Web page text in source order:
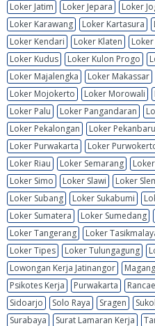
Loker Jatim
Loker Jepara Loker
Loker Karawang
Loker Kartasura
Loker Kendari
Loker Klaten
Loker Kudus
Loker Kulon Progo
Loker Majalengka
Loker Makassar
Loker Mojokerto
Loker Morowali
Loker Palu
Loker Pangandaran
Loker Pekalongan
Loker Pekanbaru
Loker Purwakarta
Loker
Loker Riau
Loker Semarang
Loker Simo
Loker Slawi Loker
Loker Subang
Loker Sukabumi
Loker Sumatera
Loker Sumedang
Loker Tangerang
Loker
Loker Tipes
Loker Tulungagung
Lowongan Kerja Jatinangor
Magang
Psikotes Kerja
Purwakarta
Sidoarjo
Solo Raya Sragen
Surabaya
Surat Lamaran Kerja